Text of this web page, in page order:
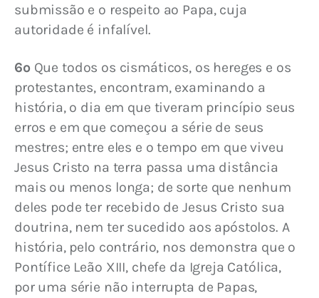
submissão e o respeito ao Papa, cuja
autoridade é infalível.
6º Que todos os cismáticos, os hereges e os
protestantes, encontram, examinando a
história, o dia em que tiveram princípio seus
erros e em que começou a série de seus
mestres; entre eles e o tempo em que viveu
Jesus Cristo na terra passa uma distância
mais ou menos longa; de sorte que nenhum
deles pode ter recebido de Jesus Cristo sua
doutrina, nem ter sucedido aos apóstolos. A
história, pelo contrário, nos demonstra que o
Pontífice Leão XIII, chefe da Igreja Católica,
por uma série não interrupta de Papas,